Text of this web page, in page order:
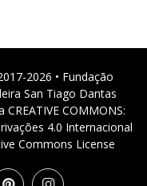
2026 • Fundação
San Tiago Dantas
COMMONS:
4.0 Internacional
Commons License